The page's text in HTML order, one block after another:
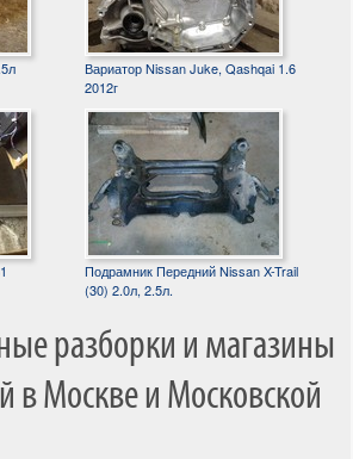
Вариатор Nissan Juke, Qashqai 1.6
2012г
Подрамник Передний Nissan X-Trail
(30) 2.0л, 2.5л.
разборки и магазины
в Москве и Московской